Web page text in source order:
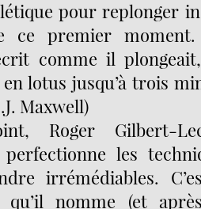
pour replonger
ce premier
comme il
lotus jusqu’à trois
Maxwell)
Roger Gilbert-
les
irrémédiables.
qu’il nomme (et